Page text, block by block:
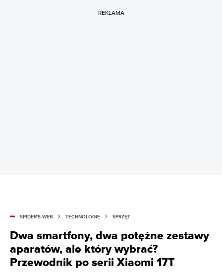
REKLAMA
SPIDER'S WEB TECHNOLOGIE SPRZĘT
Dwa smartfony, dwa potężne zestawy
aparatów, ale który wybrać?
Przewodnik po serii Xiaomi 17T